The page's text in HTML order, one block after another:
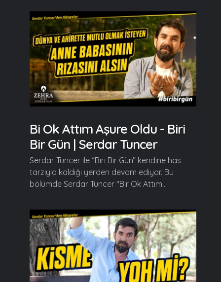
Bi Ok Attım Aşure Oldu - Biri
Bir Gün | Serdar Tuncer
Serdar Tuncer ile “Biri Bir Gün” kendine has
tarzıyla kaldığı yerden devam ediyor. Bu
bölümde Serdar Tuncer "Bir Ok Attım...